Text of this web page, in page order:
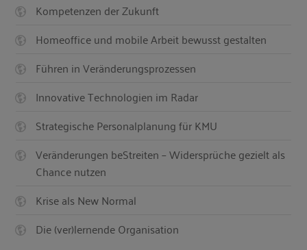
Kompetenzen der Zukunft
Homeoffice und mobile Arbeit bewusst gestalten
Führen in Veränderungsprozessen
Innovative Technologien im Radar
Strategische Personalplanung für KMU
Veränderungen beStreiten – Widersprüche gezielt als
Chance nutzen
Krise als New Normal
Die (ver)lernende Organisation